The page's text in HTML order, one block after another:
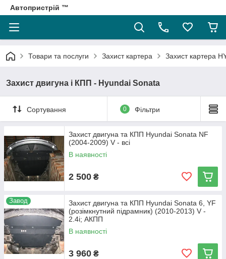
Автопристрій ™
Товари та послуги Захист картера Захист картера
Захист двигуна і КПП - Hyundai Sonata
Сортування 0 Фільтри
Захист двигуна та КПП Hyundai Sonata NF
(2004-2009) V - всі
В наявності
2 500 ₴
Завод
Захист двигуна та КПП Hyundai Sonata 6, YF
(розімкнутний підрамник) (2010-2013) V -
2.4i; АКПП
В наявності
3 960 ₴